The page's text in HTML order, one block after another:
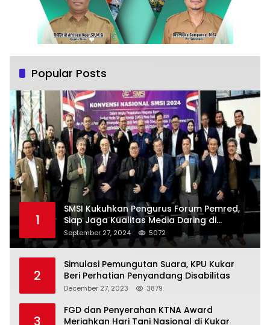
Popular Posts
1
SMSI Kukuhkan Pengurus Forum Pemred,
Siap Jaga Kualitas Media Daring di
Indonesia
September 27, 2024 5072
2
Simulasi Pemungutan Suara, KPU Kukar
Beri Perhatian Penyandang Disabilitas
December 27, 2023 3879
3
FGD dan Penyerahan KTNA Award
Meriahkan Hari Tani Nasional di Kukar